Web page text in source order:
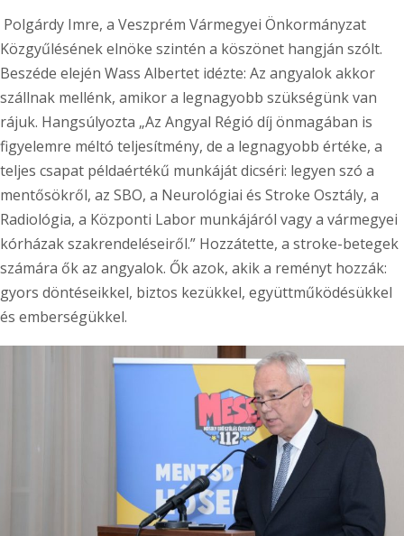
Polgárdy Imre, a Veszprém Vármegyei Önkormányzat
Közgyűlésének elnöke szintén a köszönet hangján szólt.
Beszéde elején Wass Albertet idézte: Az angyalok akkor
szállnak mellénk, amikor a legnagyobb szükségünk van
rájuk. Hangsúlyozta „Az Angyal Régió díj önmagában is
figyelemre méltó teljesítmény, de a legnagyobb értéke, a
teljes csapat példaértékű munkáját dicséri: legyen szó a
mentősökről, az SBO, a Neurológiai és Stroke Osztály, a
Radiológia, a Központi Labor munkájáról vagy a vármegyei
kórházak szakrendeléseiről.” Hozzátette, a stroke-betegek
számára ők az angyalok. Ők azok, akik a reményt hozzák:
gyors döntéseikkel, biztos kezükkel, együttműködésükkel
és emberségükkel.